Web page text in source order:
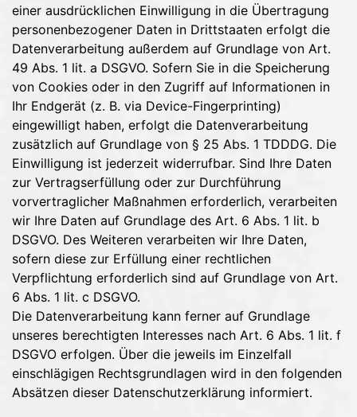
einer ausdrücklichen Einwilligung in die Übertragung
personenbezogener Daten in Drittstaaten erfolgt die
Datenverarbeitung außerdem auf Grundlage von Art.
49 Abs. 1 lit. a DSGVO. Sofern Sie in die Speicherung
von Cookies oder in den Zugriff auf Informationen in
Ihr Endgerät (z. B. via Device-Fingerprinting)
eingewilligt haben, erfolgt die Datenverarbeitung
zusätzlich auf Grundlage von § 25 Abs. 1 TDDDG. Die
Einwilligung ist jederzeit widerrufbar. Sind Ihre Daten
zur Vertragserfüllung oder zur Durchführung
vorvertraglicher Maßnahmen erforderlich, verarbeiten
wir Ihre Daten auf Grundlage des Art. 6 Abs. 1 lit. b
DSGVO. Des Weiteren verarbeiten wir Ihre Daten,
sofern diese zur Erfüllung einer rechtlichen
Verpflichtung erforderlich sind auf Grundlage von Art.
6 Abs. 1 lit. c DSGVO.
Die Datenverarbeitung kann ferner auf Grundlage
unseres berechtigten Interesses nach Art. 6 Abs. 1 lit. f
DSGVO erfolgen. Über die jeweils im Einzelfall
einschlägigen Rechtsgrundlagen wird in den folgenden
Absätzen dieser Datenschutzerklärung informiert.